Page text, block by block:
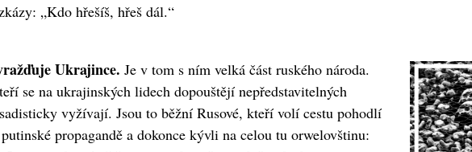
„Kdo hřešíš, hřeš dál.“
Ukrajince. Je v tom s ním velká část ruského národa.
se na ukrajinských lidech dopouštějí nepředstavitelných
vyžívají. Jsou to běžní Rusové, kteří volí cestu pohodlí
propagandě a dokonce kývli na celou tu orwelovštinu: